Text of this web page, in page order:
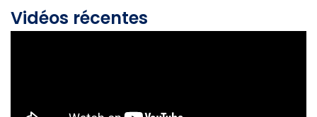
Vidéos récentes